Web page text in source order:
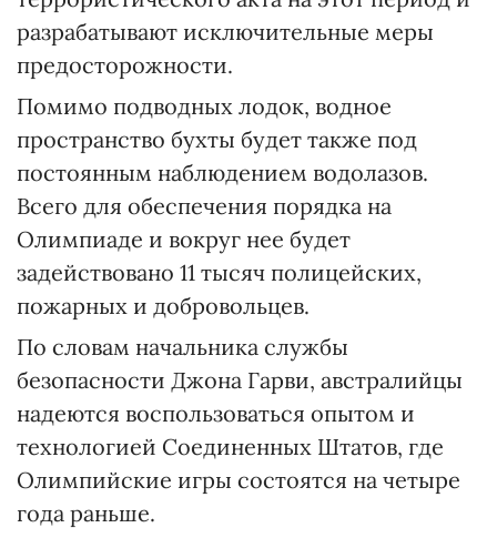
разрабатывают исключительные меры
предосторожности.
Помимо подводных лодок, водное
пространство бухты будет также под
постоянным наблюдением водолазов.
Всего для обеспечения порядка на
Олимпиаде и вокруг нее будет
задействовано 11 тысяч полицейских,
пожарных и добровольцев.
По словам начальника службы
безопасности Джона Гарви, австралийцы
надеются воспользоваться опытом и
технологией Соединенных Штатов, где
Олимпийские игры состоятся на четыре
года раньше.